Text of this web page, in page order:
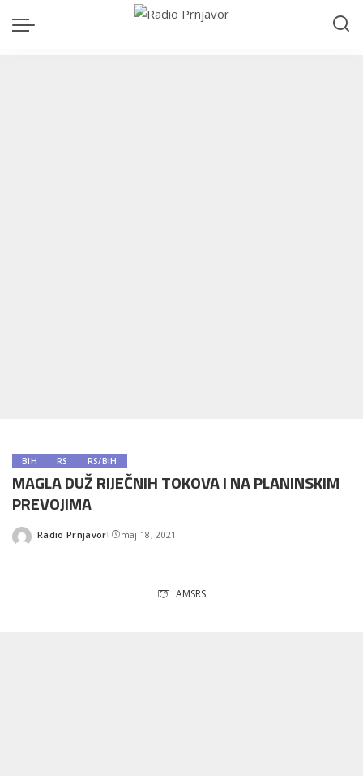
BIH RS RS/BIH
MAGLA DUŽ RIJEČNIH TOKOVA I NA PLANINSKIM
PREVOJIMA
Posted
Radio Prnjavor maj 18, 2021
AMSRS